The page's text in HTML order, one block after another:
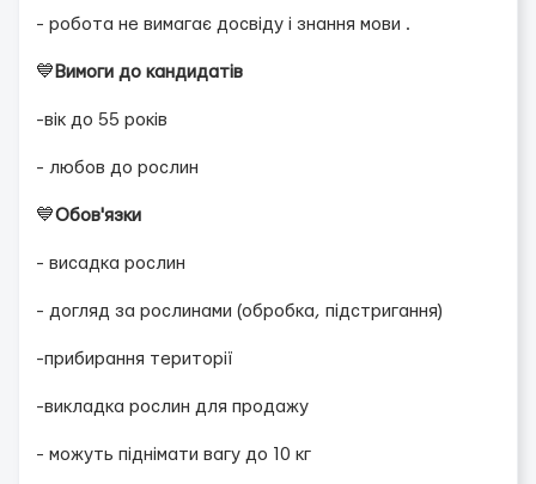
- робота не вимагає досвіду і знання мови .
💙 Вимоги до кандидатів
-вік до 55 років
- любов до рослин
💙Обов'язки
- висадка рослин
- догляд за рослинами (обробка, підстригання)
-прибирання території
-викладка рослин для продажу
- можуть піднімати вагу до 10 кг